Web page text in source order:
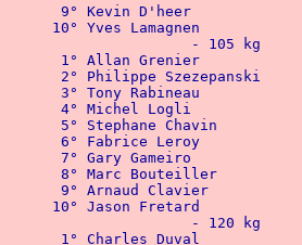
		- 105 kg
		- 120 kg